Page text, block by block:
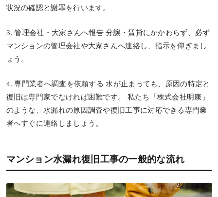
状況の確認と謝罪を行います。
3. 管理会社・大家さんへ報告 分譲・賃貸にかかわらず、必ず
マンションの管理会社や大家さんへ連絡し、指示を仰ぎまし
ょう。
4. 専門業者へ調査を依頼する 水が止まっても、原因の特定と
復旧は専門家でなければ困難です。 私たち「株式会社明康」
のような、水漏れの原因調査や復旧工事に対応できる専門業
者へすぐに連絡しましょう。
マンション水漏れ復旧工事の一般的な流れ